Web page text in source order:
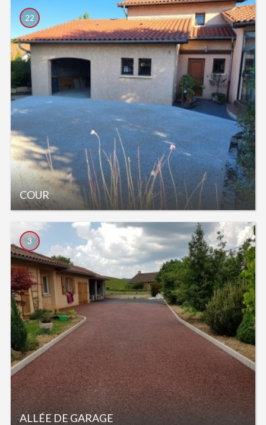
COUR
22
ALLÉE DE GARAGE
3